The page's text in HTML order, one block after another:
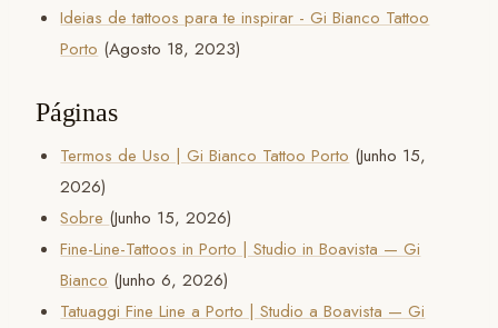
Ideias de tattoos para te inspirar - Gi Bianco Tattoo
Porto (Agosto 18, 2023)
Páginas
Termos de Uso | Gi Bianco Tattoo Porto (Junho 15,
2026)
Sobre (Junho 15, 2026)
Fine-Line-Tattoos in Porto | Studio in Boavista — Gi
Bianco (Junho 6, 2026)
Tatuaggi Fine Line a Porto | Studio a Boavista — Gi